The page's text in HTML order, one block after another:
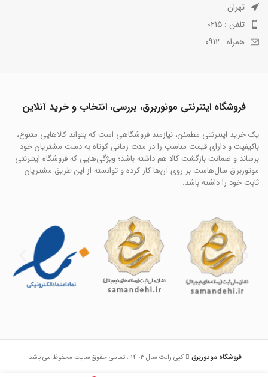
تهران
تلفن : 0215
همراه : 0912
فروشگاه اینترنتی موتوربرق، بررسی، انتخاب و خرید آنلاین
یک خرید اینترنتی مطمئن، نیازمند فروشگاهی است که بتواند کالاهایی متنوع،
باکیفیت و دارای قیمت مناسب را در مدت زمانی کوتاه به دست مشتریان خود
برساند و ضمانت بازگشت کالا هم داشته باشد؛ ویژگی‌هایی که فروشگاه اینترنتی
موتوربرق سال‌هاست بر روی آن‌ها کار کرده و توانسته از این طریق مشتریان
ثابت خود را داشته باشد.
فروشگاه موتوربرق کپی رایت سال 1403 . تمامی حقوق سایت محفوظ می باشد.